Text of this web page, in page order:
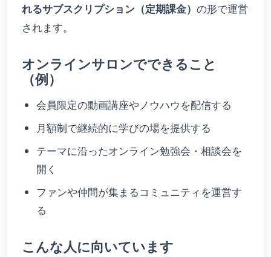
れるサブスクリプション（定期課金） の形で運営
されます。
オンラインサロンでできること
（例）
会員限定の動画講座やノウハウを配信する
月額制で継続的に学びの場を提供する
テーマに沿ったオンライン勉強会・相談会を
開く
ファンや仲間が集まるコミュニティを運営す
る
こんな人に向いています